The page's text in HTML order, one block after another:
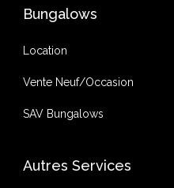
Bungalows
Location
Vente Neuf/Occasion
SAV Bungalows
Autres Services